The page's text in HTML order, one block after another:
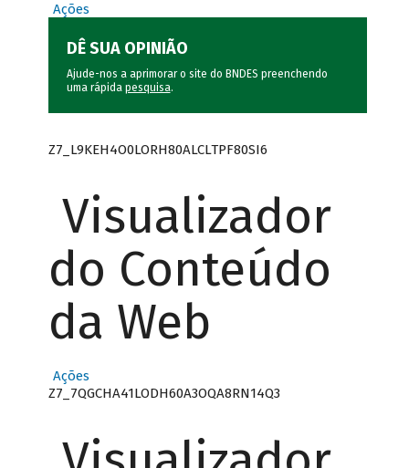
Ações
DÊ SUA OPINIÃO
Ajude-nos a aprimorar o site do BNDES preenchendo
uma rápida pesquisa.
Z7_L9KEH4O0LORH80ALCLTPF80SI6
Visualizador
do Conteúdo
da Web
Ações
Z7_7QGCHA41LODH60A3OQA8RN14Q3